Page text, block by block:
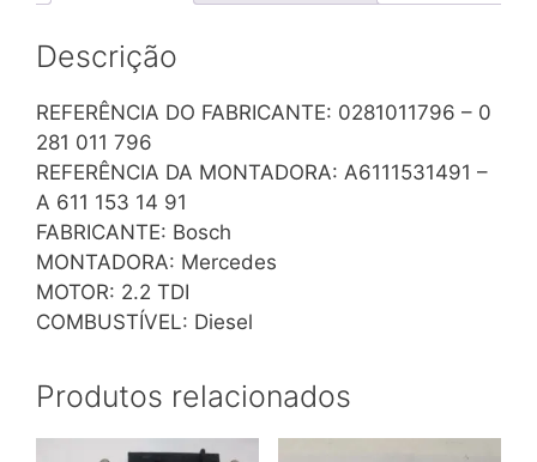
n°
281
796
quantidade
Descrição
REFERÊNCIA DO FABRICANTE: 0281011796 – 0
281 011 796
REFERÊNCIA DA MONTADORA: A6111531491 –
A 611 153 14 91
FABRICANTE: Bosch
MONTADORA: Mercedes
MOTOR: 2.2 TDI
COMBUSTÍVEL: Diesel
Produtos relacionados